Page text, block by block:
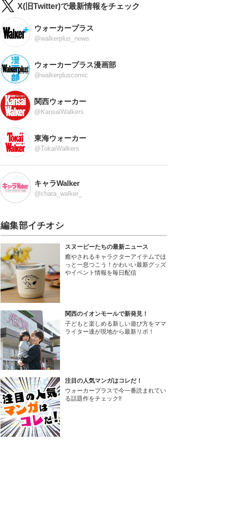
X(旧Twitter)で最新情報をチェック
ウォーカープラス
@walkerplus_news
ウォーカープラス漫画部
@walkerpluscomic
関西ウォーカー
@KansaiWalkers
東海ウォーカー
@TokaiWalkers
キャラWalker
@chara_walker_
編集部イチオシ
スヌーピーたちの最新ニュース
癒やされるキャラクターアイテムでほ
っと一息つこう！かわいい最新グッズ
やイベント情報を毎日配信
関西のイオンモールで新発見！
子どもと楽しめる新しい遊び方をママ
ライター達が現地から最新リポ！
注目の人気マンガはコレだ！
ウォーカープラスで今一番読まれてい
る話題作をチェック!!